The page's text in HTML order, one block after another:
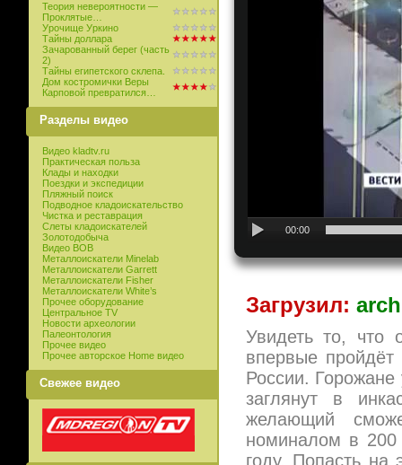
Теория невероятности —
Проклятые…
Урочище Уркино
Тайны доллара
Зачарованный берег (часть
2)
Тайны египетского склепа.
Дом костромички Веры
Карповой превратился…
Разделы видео
Видео kladtv.ru
Практическая польза
Клады и находки
Поездки и экспедиции
Пляжный поиск
Подводное кладоискательство
Чистка и реставрация
Слеты кладоискателей
Золотодобыча
Видео ВОВ
Металлоискатели Minelab
Металлоискатели Garrett
Металлоискатели Fisher
Металлоискатели White’s
Прочее оборудование
Центральное TV
Новости археологии
Палеонтология
Прочее видео
Прочее авторское Home видео
Свежее видео
00:00
Загрузил:
Увидеть то, что
впервые пройдёт
России.
заглянут в
желающий
номиналом в 200
году. Попасть на